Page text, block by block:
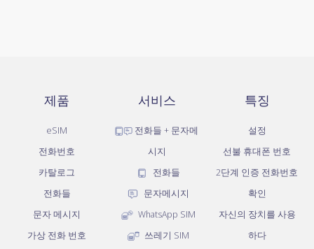
제품
eSIM
전화번호
카탈로그
전화들
문자 메시지
가상 전화 번호
서비스
전화들 + 문자메
시지
전화들
문자메시지
WhatsApp SIM
쓰레기 SIM
특징
설정
선불 휴대폰 번호
2단계 인증 전화번호
확인
자신의 장치를 사용
하다